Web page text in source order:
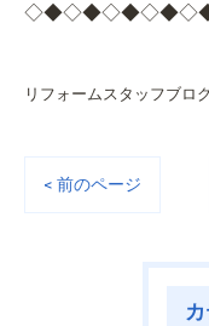
リフォームスタッフブロ
< 前のページ